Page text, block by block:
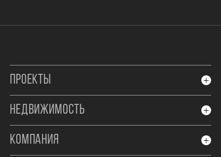
ПРОЕКТЫ
НЕДВИЖИМОСТЬ
КОМПАНИЯ